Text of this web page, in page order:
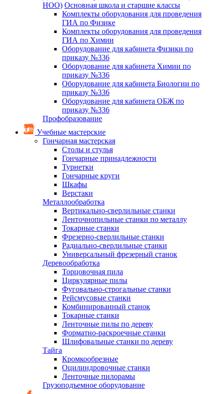
НОО) Основная школа и старшие классы
Комплекты оборудования для проведения
ГИА по Физике
Комплекты оборудования для проведения
ГИА по Химии
Оборудование для кабинета Физики по
приказу №336
Оборудование для кабинета Химии по
приказу №336
Оборудование для кабинета Биологии по
приказу №336
Оборудование для кабинета ОБЖ по
приказу №336
Профобразование
Учебные мастерские
Гончарная мастерская
Столы и стулья
Гончарные принадлежности
Турнетки
Гончарные круги
Шкафы
Верстаки
Металлообработка
Вертикально-сверлильные станки
Ленточнопильные станки по металлу
Токарные станки
Фрезерно-сверлильные станки
Радиально-сверлильные станки
Универсальный фрезерный станок
Деревообработка
Торцовочная пила
Циркулярные пилы
Фуговально-строгальные станки
Рейсмусовые станки
Комбинированный станок
Токарные станки
Ленточные пилы по дереву
Форматно-раскроечные станки
Шлифовальные станки по дереву
Тайга
Кромкообрезные
Оцилиндровочные станки
Ленточные пилорамы
Грузоподъемное оборудование